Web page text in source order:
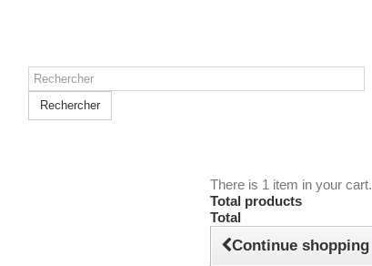
Rechercher
There is 1 item in your cart.
Total products
Total
Continue shopping